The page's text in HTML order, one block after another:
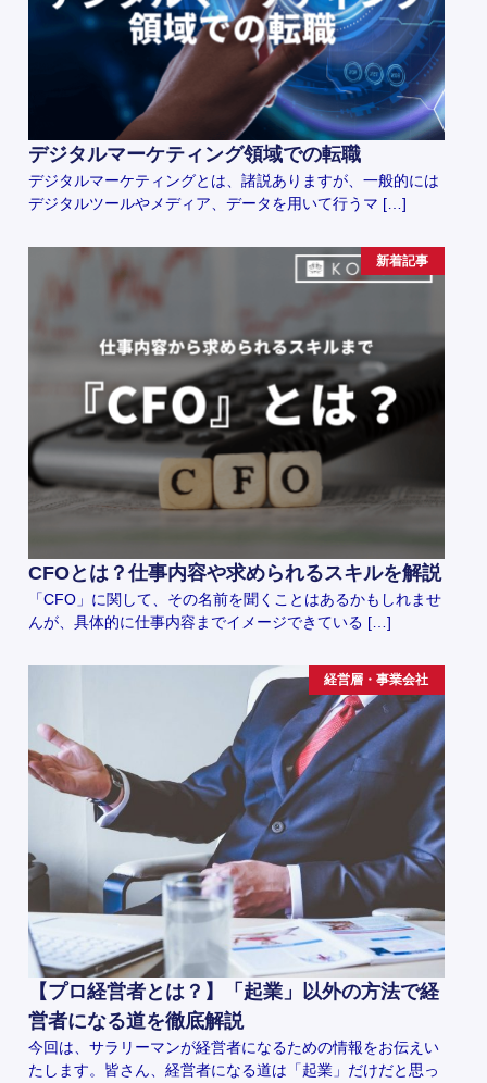
デジタルマーケティング領域での転職
デジタルマーケティングとは、諸説ありますが、一般的には
デジタルツールやメディア、データを用いて行うマ […]
新着記事
CFOとは？仕事内容や求められるスキルを解説
「CFO」に関して、その名前を聞くことはあるかもしれませ
んが、具体的に仕事内容までイメージできている […]
経営層・事業会社
【プロ経営者とは？】「起業」以外の方法で経
営者になる道を徹底解説
今回は、サラリーマンが経営者になるための情報をお伝えい
たします。皆さん、経営者になる道は「起業」だけだと思っ